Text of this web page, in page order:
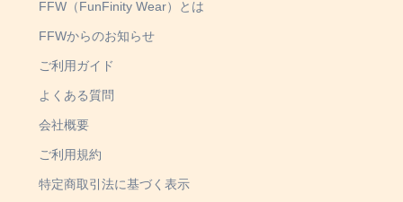
FFW（FunFinity Wear）とは
FFWからのお知らせ
ご利用ガイド
よくある質問
会社概要
ご利用規約
特定商取引法に基づく表示